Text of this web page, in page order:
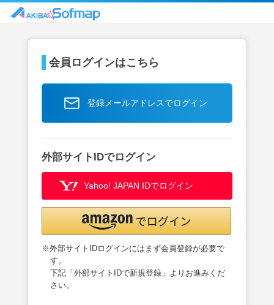
会員ログインはこちら
登録メールアドレスでログイン
外部サイトIDでログイン
Yahoo! JAPAN IDでログイン
※外部サイトIDログインにはまず会員登録が必要で
す。
下記「外部サイトIDで新規登録」よりお進みくだ
さい。